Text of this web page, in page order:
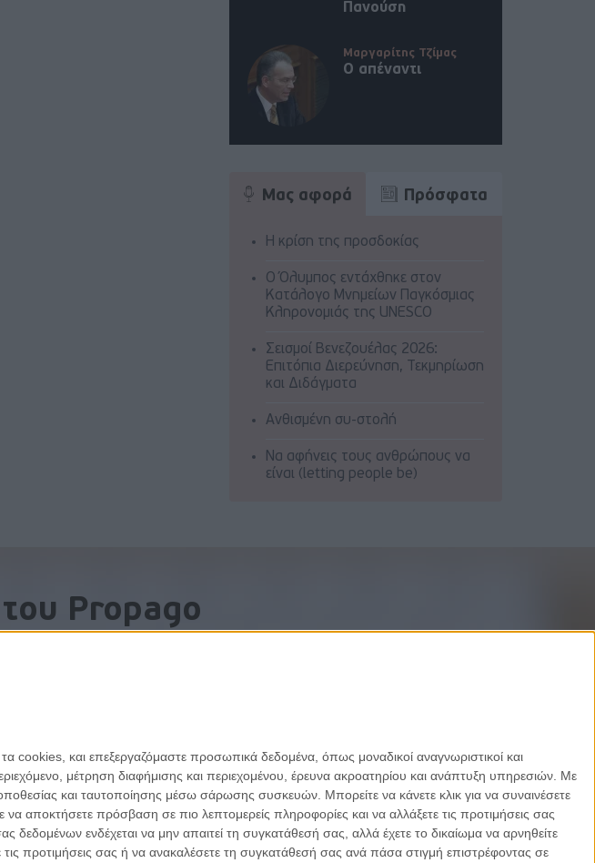
και επεξεργαζόμαστε προσωπικά δεδομένα, όπως μοναδικοί αναγνωριστικοί και
μέτρηση διαφήμισης και περιεχομένου, έρευνα ακροατηρίου και ανάπτυξη υπηρεσιών. Με
και ταυτοποίησης μέσω σάρωσης συσκευών. Μπορείτε να κάνετε κλικ για να συναινέσετε
αποκτήσετε πρόσβαση σε πιο λεπτομερείς πληροφορίες και να αλλάξετε τις προτιμήσεις σας
ενδέχεται να μην απαιτεί τη συγκατάθεσή σας, αλλά έχετε το δικαίωμα να αρνηθείτε
προτιμήσεις σας ή να ανακαλέσετε τη συγκατάθεσή σας ανά πάσα στιγμή επιστρέφοντας σε
Πανούση
Μαργαρίτης Τζίμας
Ο απέναντι
Μας αφορά Πρόσφατα
Η κρίση της προσδοκίας
Ο Όλυμπος εντάχθηκε στον
Κατάλογο Μνημείων Παγκόσμιας
Κληρονομιάς της UNESCO
Σεισμοί Βενεζουέλας 2026:
Επιτόπια Διερεύνηση, Τεκμηρίωση
και Διδάγματα
Ανθισμένη συ-στολή
Να αφήνεις τους ανθρώπους να
είναι (letting people be)
Propago
στο email σας
Designed by Porcupine Colors-Developed by Joinweb